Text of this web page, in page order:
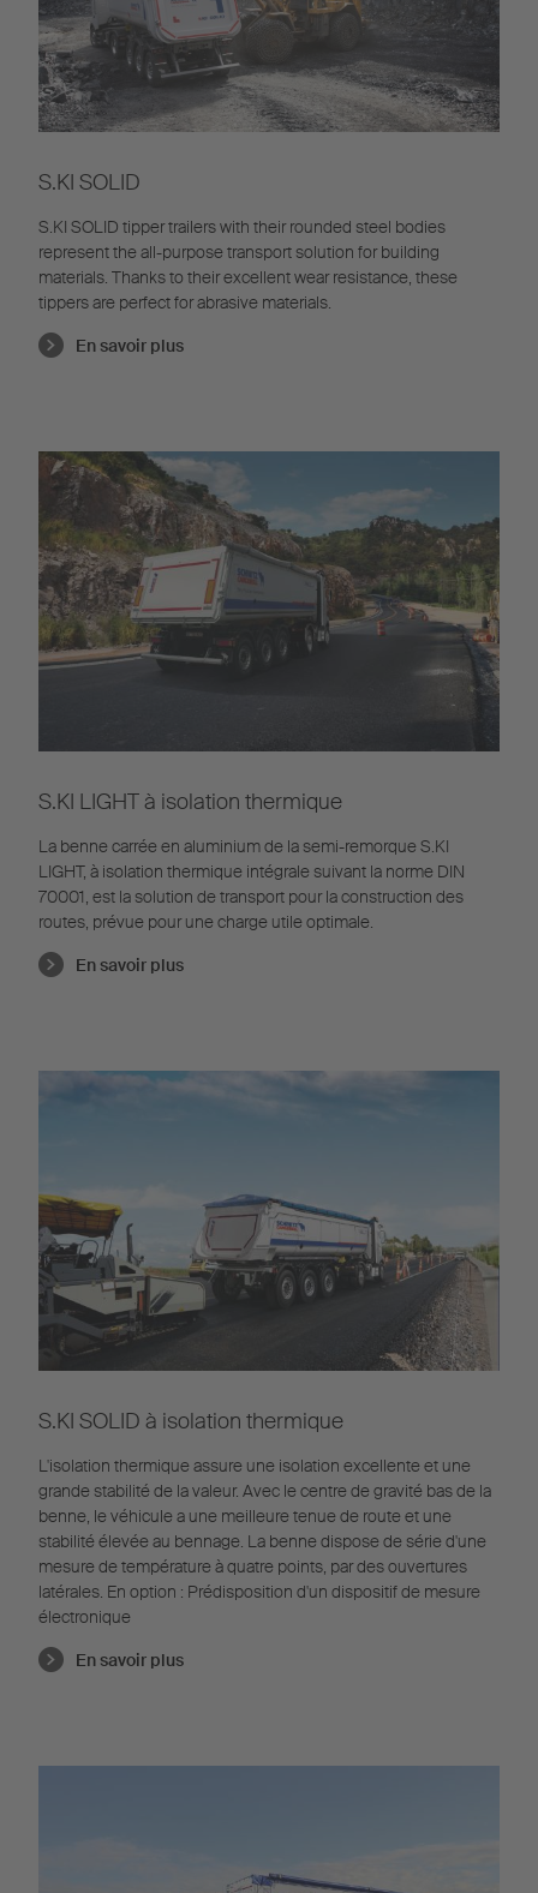
S.KI SOLID
S.KI SOLID tipper trailers with their rounded steel bodies
represent the all-purpose transport solution for building
materials. Thanks to their excellent wear resistance, these
tippers are perfect for abrasive materials.
En savoir plus
S.KI LIGHT à isolation thermique
La benne carrée en aluminium de la semi-remorque S.KI
LIGHT, à isolation thermique intégrale suivant la norme DIN
70001, est la solution de transport pour la construction des
routes, prévue pour une charge utile optimale.
En savoir plus
S.KI SOLID à isolation thermique
L'isolation thermique assure une isolation excellente et une
grande stabilité de la valeur. Avec le centre de gravité bas de la
benne, le véhicule a une meilleure tenue de route et une
stabilité élevée au bennage. La benne dispose de série d'une
mesure de température à quatre points, par des ouvertures
latérales. En option : Prédisposition d'un dispositif de mesure
électronique
En savoir plus